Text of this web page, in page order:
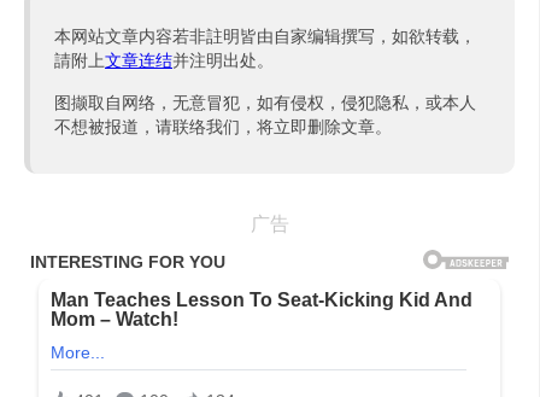
本网站文章内容若非註明皆由自家编辑撰写，如欲转载，
請附上文章连结并注明出处。
图撷取自网络，无意冒犯，如有侵权，侵犯隐私，或本人
不想被报道，请联络我们，将立即删除文章。
广告